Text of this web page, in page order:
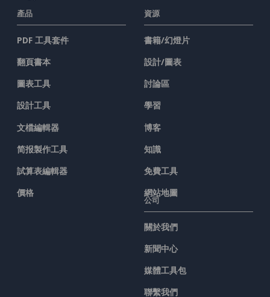
產品
PDF 工具套件
翻頁書本
圖表工具
設計工具
文檔編輯器
简报製作工具
試算表編輯器
價格
資源
書籍/幻燈片
設計/圖表
討論區
學習
博客
知識
免費工具
網站地圖
公司
關於我們
新聞中心
媒體工具包
聯繫我們